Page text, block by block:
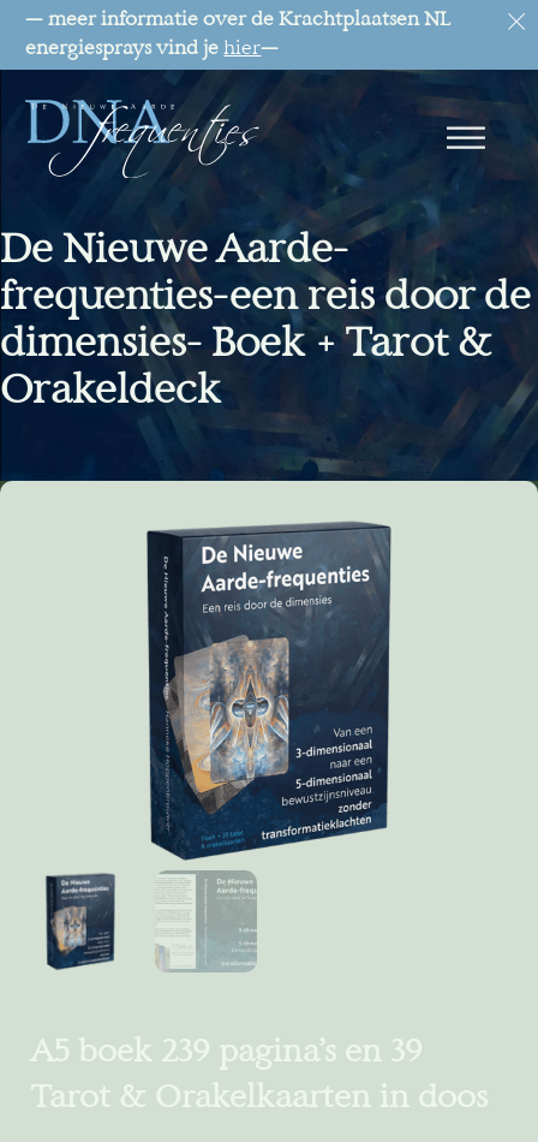
— meer informatie over de Krachtplaatsen NL
energiesprays vind jehier—
De Nieuwe Aarde-
frequenties-een reis door de
dimensies- Boek + Tarot &
Orakeldeck
A5 boek 239 pagina’s en 39
Tarot & Orakelkaarten in doos